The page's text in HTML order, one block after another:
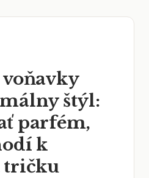
štýl:
parfém,
k
tričku